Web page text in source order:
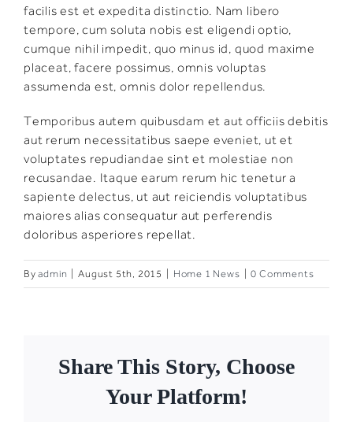
facilis est et expedita distinctio. Nam libero
tempore, cum soluta nobis est eligendi optio,
cumque nihil impedit, quo minus id, quod maxime
placeat, facere possimus, omnis voluptas
assumenda est, omnis dolor repellendus.
Temporibus autem quibusdam et aut officiis debitis
aut rerum necessitatibus saepe eveniet, ut et
voluptates repudiandae sint et molestiae non
recusandae. Itaque earum rerum hic tenetur a
sapiente delectus, ut aut reiciendis voluptatibus
maiores alias consequatur aut perferendis
doloribus asperiores repellat.
Byadmin August 5th, 2015 Home 1 News 0 Comments
Share This Story, Choose
Your Platform!